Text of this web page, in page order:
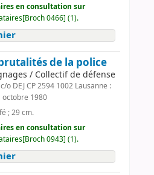
en consultation sur
0466] (1).
de la police
/ Collectif de défense
o DEJ CP 2594 1002 Lausanne :
octobre 1980
; 29 cm.
en consultation sur
0943] (1).